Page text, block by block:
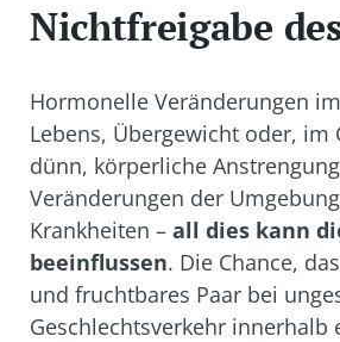
Nichtfreigabe
Hormonelle Veränderungen
Lebens, Übergewicht oder, im
dünn, körperliche
Veränderungen der
Krankheiten – all dies kann
beeinflussen. Die Chance,
und fruchtbares Paar bei
Geschlechtsverkehr innerhalb